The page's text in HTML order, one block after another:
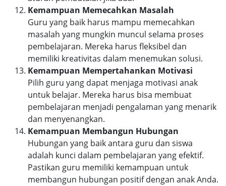
Kemampuan Memecahkan Masalah
Guru yang baik harus mampu memecahkan
masalah yang mungkin muncul selama proses
pembelajaran. Mereka harus fleksibel dan
memiliki kreativitas dalam menemukan solusi.
Kemampuan Mempertahankan Motivasi
Pilih guru yang dapat menjaga motivasi anak
untuk belajar. Mereka harus bisa membuat
pembelajaran menjadi pengalaman yang menarik
dan menyenangkan.
Kemampuan Membangun Hubungan
Hubungan yang baik antara guru dan siswa
adalah kunci dalam pembelajaran yang efektif.
Pastikan guru memiliki kemampuan untuk
membangun hubungan positif dengan anak Anda.